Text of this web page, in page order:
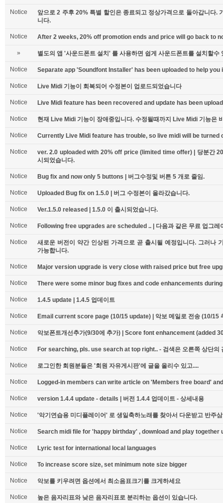
Notice
앞으로 2 주후 20% 특별 할인은 종료되고 정상가격으로 돌아갑니다.
니다.
Notice After 2 weeks, 20% off promotion ends and price will go back to
» 별도의 앱 '사운드폰트 설치' 를 사용하면 쉽게 사운드폰트를 설치할수
Notice Separate app 'Soundfont Installer' has been uploaded to help you
Notice Live Midi 기능이 회복되어 수정본이 업로드되었습니다
Notice Live Midi feature has been recovered and update has been
Notice 현재 Live Midi 기능이 장애중입니다. 수정될때까지 Live Midi 기능은
Notice Currently Live Midi feature has trouble, so live midi will be turned
Notice
ver. 2.0 uploaded with 20% off price (limited time offer) | 당분간
시되었습니다.
Notice Bug fix and now only 5 buttons | 버그수정및 버튼 5 개로 줄임.
Notice Uploaded Bug fix on 1.5.0 | 버그 수정본이 올라갔습니다.
Notice Ver.1.5.0 released | 1.5.0 이 출시되었습니다.
Notice Following free upgrades are scheduled .. | 다음과 같은 무료 업그레
Notice
새로운 버전이 약간 인상된 가격으로 곧 출시될 예정입니다. 그러나
가능합니다.
Notice Major version upgrade is very close with raised price but free
Notice There were some minor bug fixes and code enhancements
Notice 1.4.5 update | 1.4.5 업데이트
Notice Email current score page (10/15 update) | 악보 메일로 전송 (10/15
Notice 악보폰트개선추가(9/30에 추가) | Score font enhancement (added
Notice For searching, pls. use search at top right.. - 검색은 오른쪽 상단의
Notice 로그인한 회원분들은 '회원 자유게시판'에 글을 올리수 있고....
Notice Logged-in members can write article on 'Members free board'
Notice version 1.4.4 update - details | 버전 1.4.4 업데이트 - 상세내용
Notice '악기연습용 미디플레이어' 로 생일축하노래를 찾아서 다운받고 반주
Notice Search midi file for 'happy birthday' , download and play
Notice Lyric test for international local languages
Notice To increase score size, set minimum note size bigger
Notice 악보를 키우려면 옵션에서 최소음표크기를 크게하세요
Notice 높은 음자리표와 낮은 음자리표로 분리하는 옵션이 있습니다.